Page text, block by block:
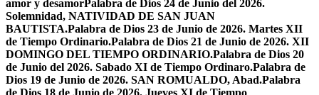
amor y desamorPalabra de Dios 24 de Junio del 2026.
Solemnidad, NATIVIDAD DE SAN JUAN
BAUTISTA.Palabra de Dios 23 de Junio de 2026. Martes XII
de Tiempo Ordinario.Palabra de Dios 21 de Junio de 2026. XII
DOMINGO DEL TIEMPO ORDINARIO.Palabra de Dios 20
de Junio del 2026. Sabado XI de Tiempo Ordinaro.Palabra de
Dios 19 de Junio de 2026. SAN ROMUALDO, Abad.Palabra
de Dios 18 de Junio de 2026. Jueves XI de Tiempo